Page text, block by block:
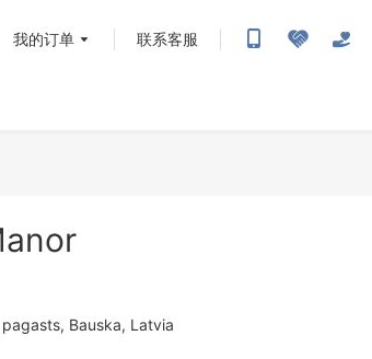
我的订单 联系客服
pagasts, Bauska, Latvia